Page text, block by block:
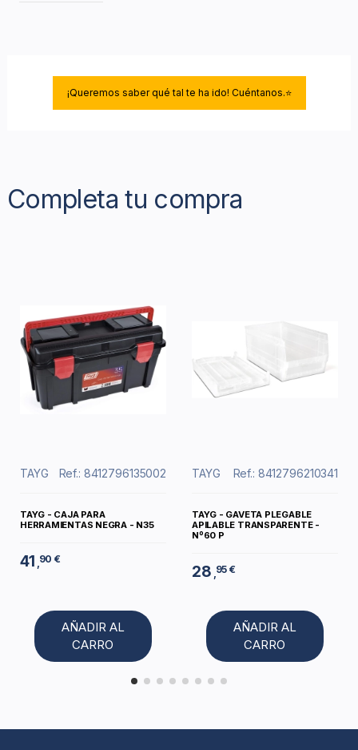
¡Queremos saber qué tal te ha ido! Cuéntanos.⭐
Completa tu compra
TAYG Ref.: 8412796135002
TAYG - CAJA PARA
HERRAMIENTAS NEGRA - N35
41 90 €
AÑADIR AL
CARRO
TAYG Ref.: 8412796210341
TAYG - GAVETA PLEGABLE
APILABLE TRANSPARENTE -
Nº60 P
28 95 €
AÑADIR AL
CARRO